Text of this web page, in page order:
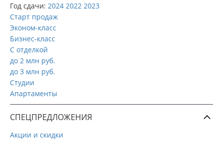
Год сдачи: 2024 2022 2023
Старт продаж
Эконом-класс
Бизнес-класс
С отделкой
до 2 млн руб.
до 3 млн руб.
Студии
Апартаменты
СПЕЦПРЕДЛОЖЕНИЯ
Акции и скидки